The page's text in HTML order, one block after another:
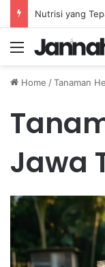
Menu
Home /Tanaman
Jawa